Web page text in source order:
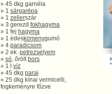
» 45 dkg garnéla
» 1 sárgarépa
» 1 zellerszár
» 3 gerezd fokhagyma
» 1 fej hagyma
» 1 édesköménygumó
» 4 paradicsom
» 2 ek. petrezselyem
» só, őrölt bors
» 1 l víz
» 45 dkg paraj
» 25 dkg kínai vermicelli,
fogkeményre főzve